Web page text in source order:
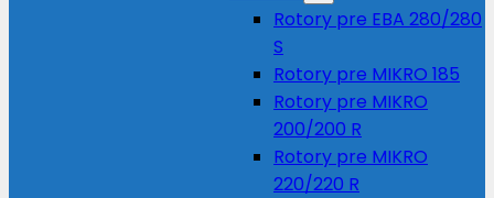
Rotory pre EBA 280/280
S
Rotory pre MIKRO 185
Rotory pre MIKRO
200/200 R
Rotory pre MIKRO
220/220 R